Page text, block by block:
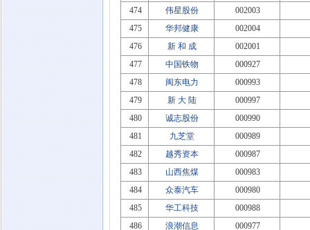
474
伟星股份
002003
475
华邦健康
002004
476
新 和 成
002001
477
中国铁物
000927
478
闽东电力
000993
479
新 大 陆
000997
480
诚志股份
000990
481
九芝堂
000989
482
越秀资本
000987
483
山西焦煤
000983
484
众泰汽车
000980
485
华工科技
000988
486
浪潮信息
000977